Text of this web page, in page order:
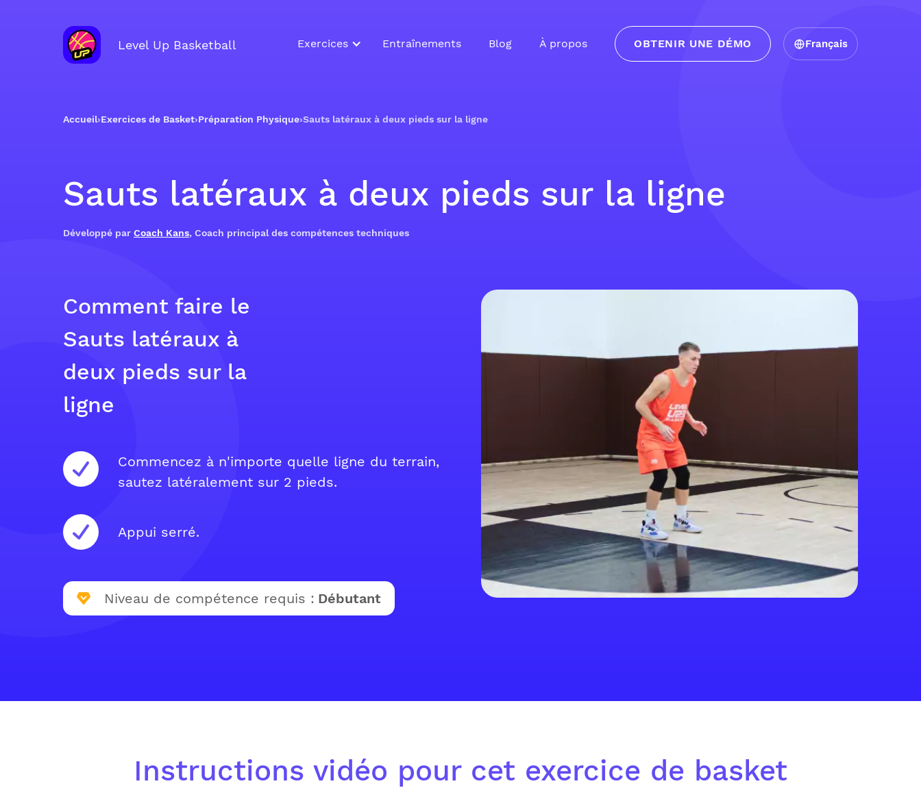
Level Up Basketball Exercices Entraînements Blog À propos OBTENIR UNE DÉMO Français
Accueil›Exercices de Basket›Préparation Physique›Sauts latéraux à deux pieds sur la ligne
Sauts latéraux à deux pieds sur la ligne
Développé par Coach Kans, Coach principal des compétences techniques
Comment faire le
Sauts latéraux à
deux pieds sur la
ligne
Commencez à n'importe quelle ligne du terrain,
sautez latéralement sur 2 pieds.
Appui serré.
Niveau de compétence requis : Débutant
Instructions vidéo pour cet exercice de basket